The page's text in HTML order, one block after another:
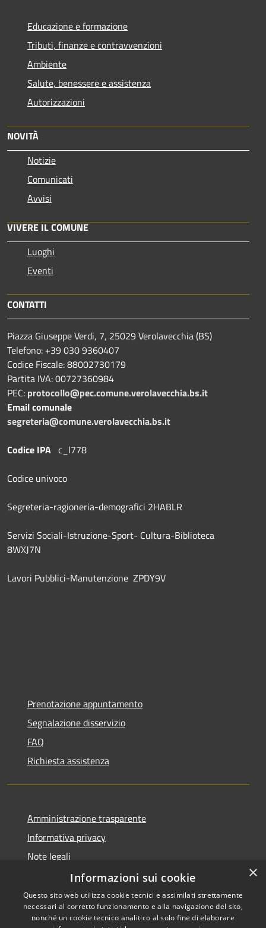
Educazione e formazione
Tributi, finanze e contravvenzioni
Ambiente
Salute, benessere e assistenza
Autorizzazioni
NOVITÀ
Notizie
Comunicati
Avvisi
VIVERE IL COMUNE
Luoghi
Eventi
CONTATTI
Piazza Giuseppe Verdi, 7, 25029 Verolavecchia (BS)
Telefono: +39 030 9360407
Codice Fiscale: 88002730179
Partita IVA: 00727360984
PEC: protocollo@pec.comune.verolavecchia.bs.it
Email comunale
segreteria@comune.verolavecchia.bs.it
Codice IPA c_l778
Codice univoco
Segreteria-ragioneria-demografici 2HABLR
Servizi Sociali-Istruzione-Sport- Cultura-Biblioteca
8WXJ7N
Lavori Pubblici-Manutenzione ZPDY9V
Prenotazione appuntamento
Segnalazione disservizio
FAQ
Richiesta assistenza
Amministrazione trasparente
Informativa privacy
Note legali
Dichiarazione di accessibilità
×
Informazioni sui cookie
Questo sito web utilizza cookie tecnici e assimilati strettamente
necessari al corretto funzionamento e alla navigazione del sito,
nonché un cookie tecnico analitico al solo fine di elaborare